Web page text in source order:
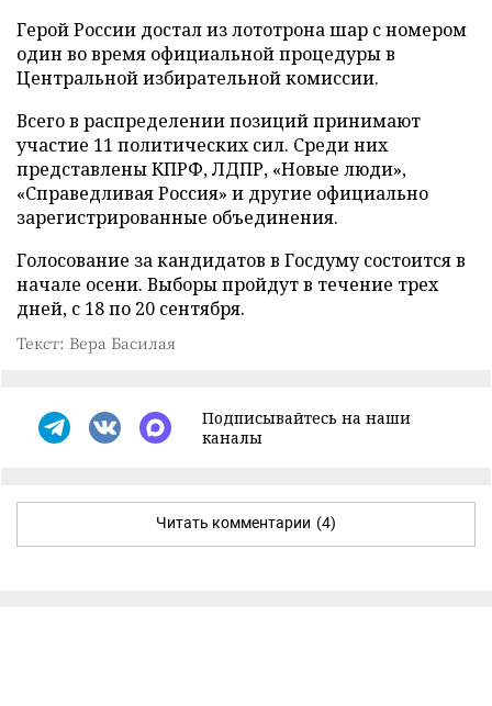
Герой России достал из лототрона шар с номером
один во время официальной процедуры в
Центральной избирательной комиссии.
Всего в распределении позиций принимают
участие 11 политических сил. Среди них
представлены КПРФ, ЛДПР, «Новые люди»,
«Справедливая Россия» и другие официально
зарегистрированные объединения.
Голосование за кандидатов в Госдуму состоится в
начале осени. Выборы пройдут в течение трех
дней, с 18 по 20 сентября.
Текст: Вера Басилая
Подписывайтесь на наши
каналы
Читать комментарии (4)